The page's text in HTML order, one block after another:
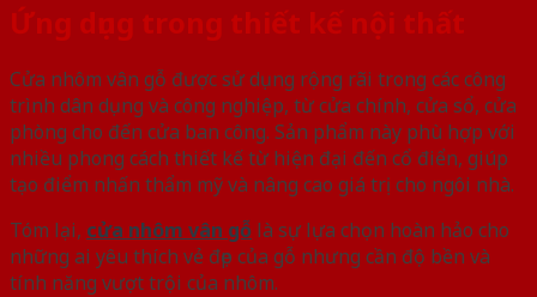
Ứng dụng trong thiết kế nội thất
Cửa nhôm vân gỗ được sử dụng rộng rãi trong các công
trình dân dụng và công nghiệp, từ cửa chính, cửa sổ, cửa
phòng cho đến cửa ban công. Sản phẩm này phù hợp với
nhiều phong cách thiết kế từ hiện đại đến cổ điển, giúp
tạo điểm nhấn thẩm mỹ và nâng cao giá trị cho ngôi nhà.
Tóm lại, cửa nhôm vân gỗ là sự lựa chọn hoàn hảo cho
những ai yêu thích vẻ đẹp của gỗ nhưng cần độ bền và
tính năng vượt trội của nhôm.